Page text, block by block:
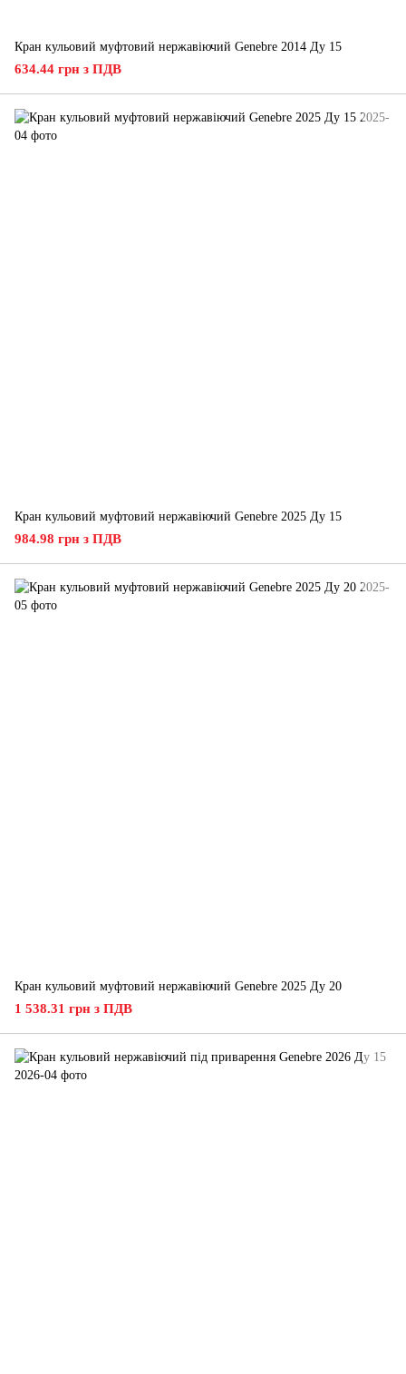
Кран кульовий муфтовий нержавіючий Genebre 2014 Ду 15
634.44 грн з ПДВ
Кран кульовий муфтовий нержавіючий Genebre 2025 Ду 15
984.98 грн з ПДВ
Кран кульовий муфтовий нержавіючий Genebre 2025 Ду 20
1 538.31 грн з ПДВ